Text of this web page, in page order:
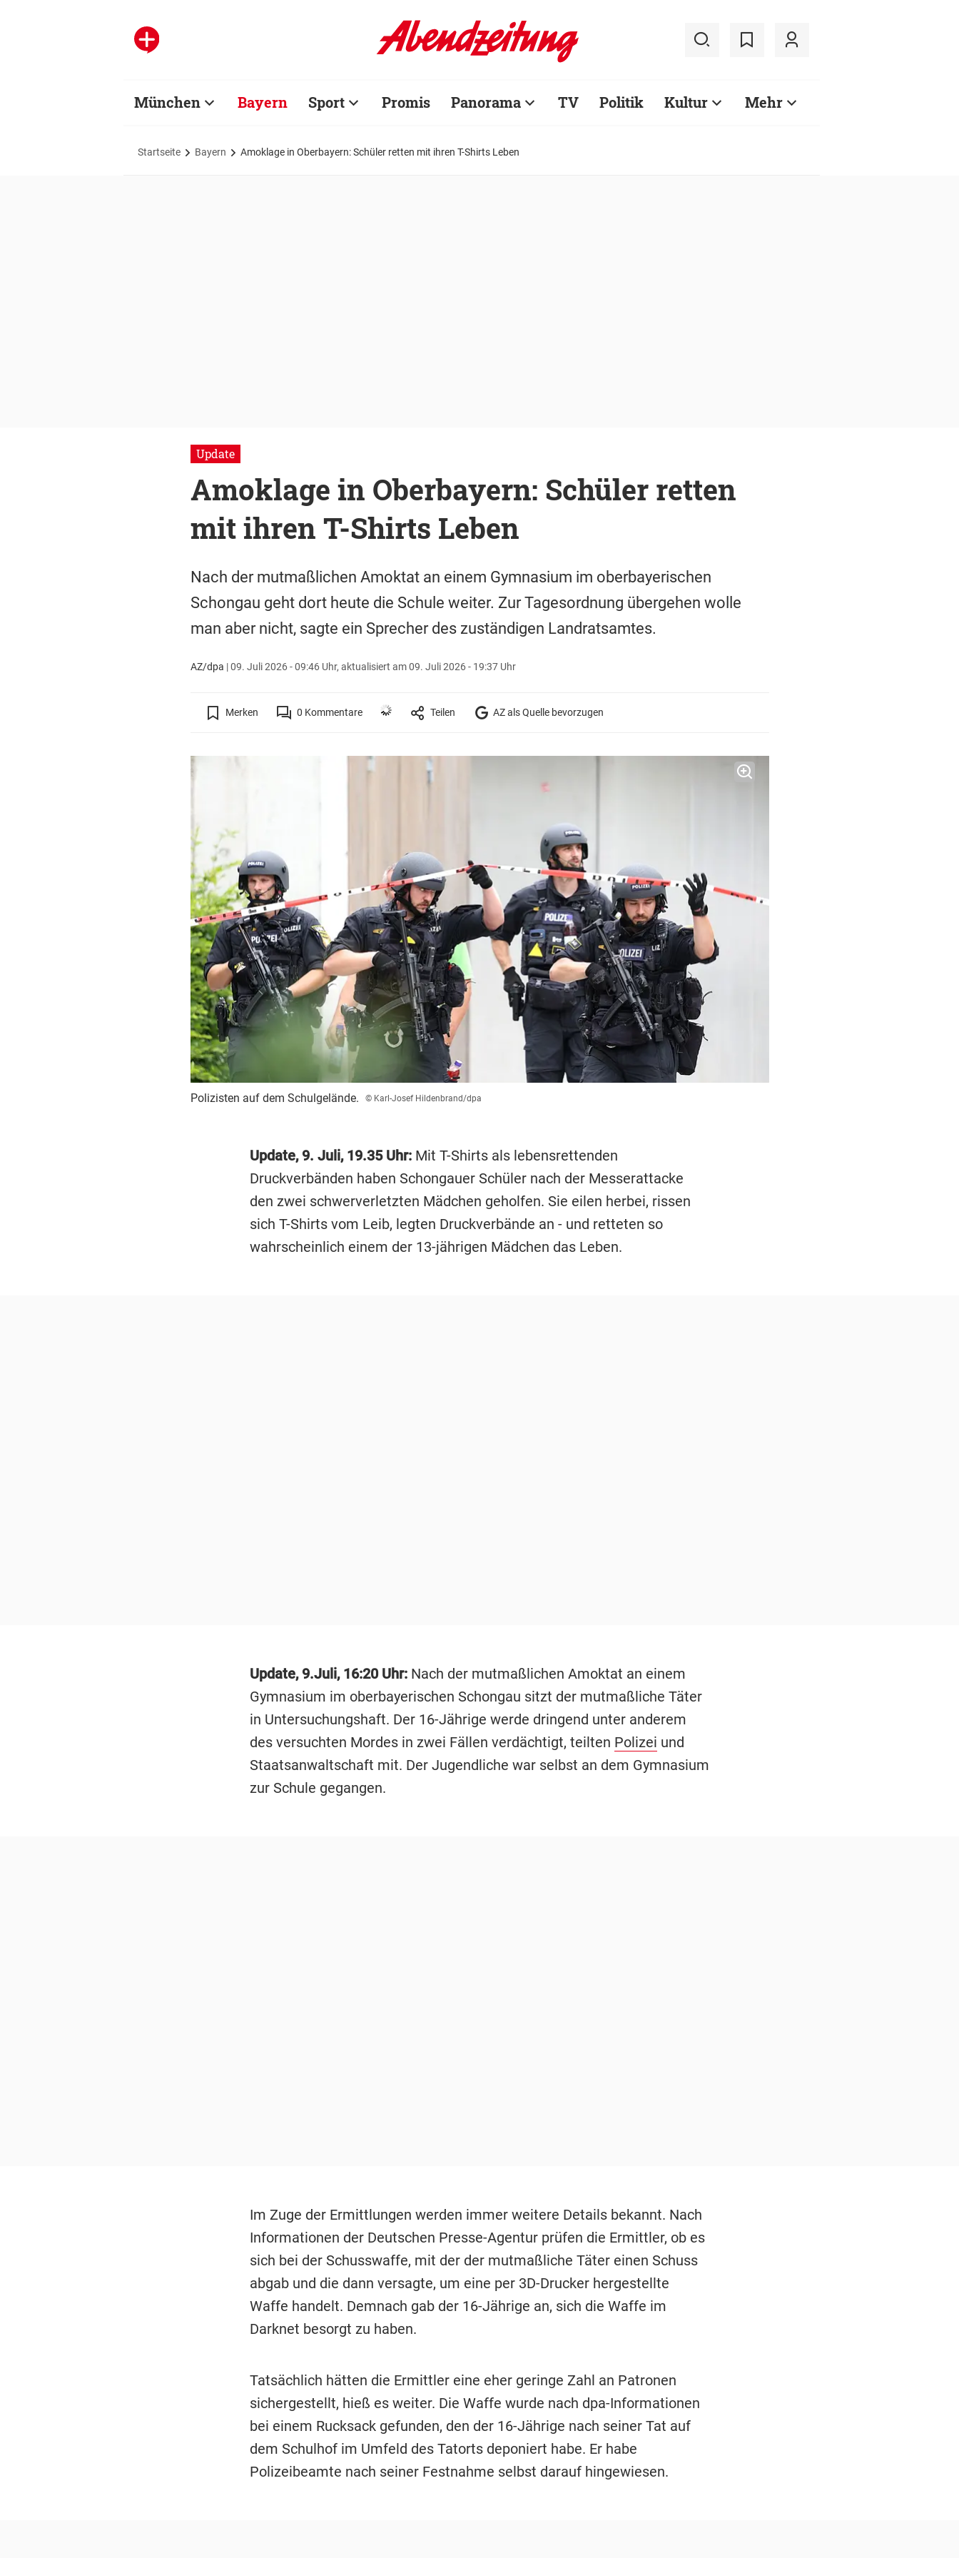
München Bayern Sport Promis Panorama TV Politik Kultur Mehr
Startseite Bayern Amoklage in Oberbayern: Schüler retten mit ihren T-Shirts Leben
Update
Amoklage in Oberbayern: Schüler retten
mit ihren T-Shirts Leben
Nach der mutmaßlichen Amoktat an einem Gymnasium im oberbayerischen
Schongau geht dort heute die Schule weiter. Zur Tagesordnung übergehen wolle
man aber nicht, sagte ein Sprecher des zuständigen Landratsamtes.
AZ/dpa |09. Juli 2026 - 09:46 Uhr, aktualisiert am 09. Juli 2026 - 19:37 Uhr
Merken 0 Kommentare Teilen AZ als Quelle bevorzugen
Polizisten auf dem Schulgelände. © Karl-Josef Hildenbrand/dpa
Update, 9. Juli, 19.35 Uhr: Mit T-Shirts als lebensrettenden
Druckverbänden haben Schongauer Schüler nach der Messerattacke
den zwei schwerverletzten Mädchen geholfen. Sie eilen herbei, rissen
sich T-Shirts vom Leib, legten Druckverbände an - und retteten so
wahrscheinlich einem der 13-jährigen Mädchen das Leben.
Update, 9.Juli, 16:20 Uhr: Nach der mutmaßlichen Amoktat an einem
Gymnasium im oberbayerischen Schongau sitzt der mutmaßliche Täter
in Untersuchungshaft. Der 16-Jährige werde dringend unter anderem
des versuchten Mordes in zwei Fällen verdächtigt, teilten Polizei und
Staatsanwaltschaft mit. Der Jugendliche war selbst an dem Gymnasium
zur Schule gegangen.
Im Zuge der Ermittlungen werden immer weitere Details bekannt. Nach
Informationen der Deutschen Presse-Agentur prüfen die Ermittler, ob es
sich bei der Schusswaffe, mit der der mutmaßliche Täter einen Schuss
abgab und die dann versagte, um eine per 3D-Drucker hergestellte
Waffe handelt. Demnach gab der 16-Jährige an, sich die Waffe im
Darknet besorgt zu haben.
Tatsächlich hätten die Ermittler eine eher geringe Zahl an Patronen
sichergestellt, hieß es weiter. Die Waffe wurde nach dpa-Informationen
bei einem Rucksack gefunden, den der 16-Jährige nach seiner Tat auf
dem Schulhof im Umfeld des Tatorts deponiert habe. Er habe
Polizeibeamte nach seiner Festnahme selbst darauf hingewiesen.